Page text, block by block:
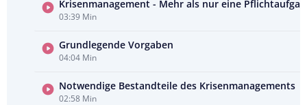
Kursvorschau
ansehen
Krisenmanagement - Mehr als nur eine
03:39 Min
Grundlegende Vorgaben
04:04 Min
Notwendige Bestandteile des Krisenmanagements
02:58 Min